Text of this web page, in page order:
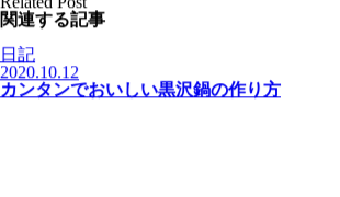
Back to the list
関連する記事
日記